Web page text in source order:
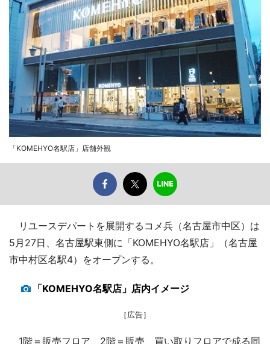
「KOMEHYO名駅店」店舗外観
リユースデパートを展開するコメ兵（名古屋市中区）は
5月27日、名古屋駅東側に「KOMEHYO名駅店」（名古屋
市中村区名駅4）をオープンする。
「KOMEHYO名駅店」店内イメージ
［広告］
1階＝販売フロア、2階＝販売、買い取りフロアで成る同